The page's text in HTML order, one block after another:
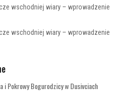
wschodniej wiary – wprowadzenie
wschodniej wiary – wprowadzenie
i Pokrowy Bogurodzicy w Dusivciach